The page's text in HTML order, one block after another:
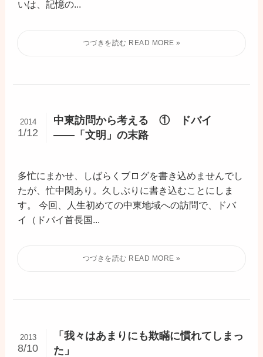
いは、記憶の...
中東訪問から考える ① ドバイ
――「文明」の末路
2014
1/12
多忙にまかせ、しばらくブログを書き込めませんでし
たが、忙中閑あり。久しぶりに書き込むことにしま
す。 今回、人生初めての中東地域への訪問で、ドバ
イ（ドバイ首長国...
「我々はあまりにも欺瞞に慣れてしまっ
た」
2013
8/10